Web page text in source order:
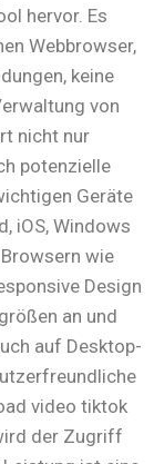
hervor. Es
Webbrowser,
keine
von
nicht nur
potenzielle
Geräte
iOS, Windows
wie
Design
an und
auf Desktop-
video tiktok
der Zugriff